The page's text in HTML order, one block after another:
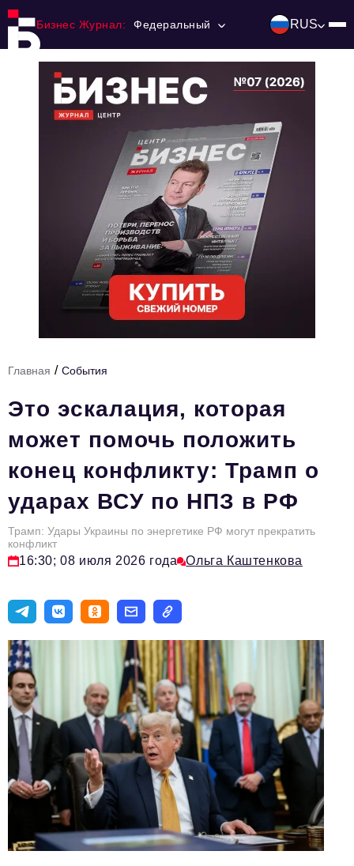
Бизнес Журнал: Федеральный RUS
Ниши и рынки
Технологии и тренды
HR
Персона номера
Юридический практикум
Стиль жизни
Туризм
Импортозамещение
Эксперты
Авторские материалы
Видео
Телефон редакции:+7 495 727-01-67
Электронные почты редакции:
Информационный отдел
info@business-magazine.online
Отдел рекламы
reklama@business-magazine.online
Отдел распространения/редакционная подписка
Главная / События
Это эскалация, которая
может помочь положить
конец конфликту: Трамп о
ударах ВСУ по НПЗ в РФ
Трамп: Удары Украины по энергетике РФ могут прекратить
конфликт
16:30; 08 июля 2026 года Ольга Каштенкова